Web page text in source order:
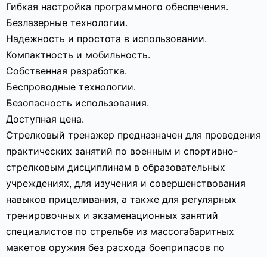
Гибкая настройка программного обеспечения.
Безлазерные технологии.
Надежность и простота в использовании.
Компактность и мобильность.
Собственная разработка.
Беспроводные технологии.
Безопасность использования.
Доступная цена.
Стрелковый тренажер предназначен для проведения
практических занятий по военным и спортивно-
стрелковым дисциплинам в образовательных
учреждениях, для изучения и совершенствования
навыков прицеливания, а также для регулярных
тренировочных и экзаменационных занятий
специалистов по стрельбе из массогабаритных
макетов оружия без расхода боеприпасов по